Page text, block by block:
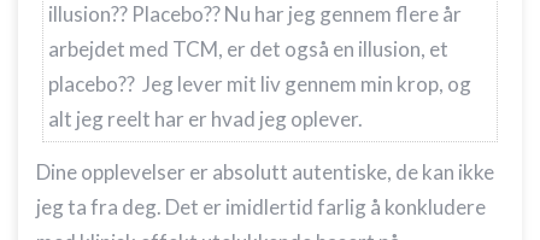
illusion?? Placebo?? Nu har jeg gennem flere år
arbejdet med TCM, er det også en illusion, et
placebo?? Jeg lever mit liv gennem min krop, og
alt jeg reelt har er hvad jeg oplever.
Dine opplevelser er absolutt autentiske, de kan ikke
jeg ta fra deg. Det er imidlertid farlig å konkludere